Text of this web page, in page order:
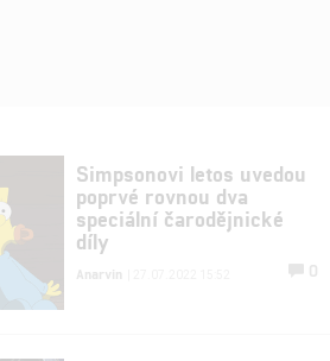
Simpsonovi letos uvedou
poprvé rovnou dva
speciální čarodějnické
díly
Anarvin 0